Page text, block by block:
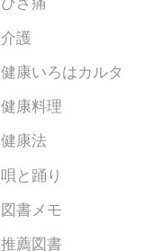
介護
健康いろはカルタ
健康料理
健康法
唄と踊り
図書メモ
推薦図書